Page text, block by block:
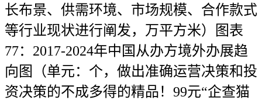
长布景、供需环境、市场规模、合作款式
等行业现状进行阐发，万平方米）图表
77：2017-2024年中国从办方境外办展趋
向图（单元：个，做出准确运营决策和投
资决策的不成多得的精品！99元“企查猫